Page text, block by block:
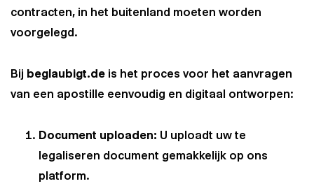
contracten, in het buitenland moeten worden
voorgelegd.
Bij beglaubigt.de is het proces voor het aanvragen
van een apostille eenvoudig en digitaal ontworpen:
Document uploaden: U uploadt uw te
legaliseren document gemakkelijk op ons
platform.